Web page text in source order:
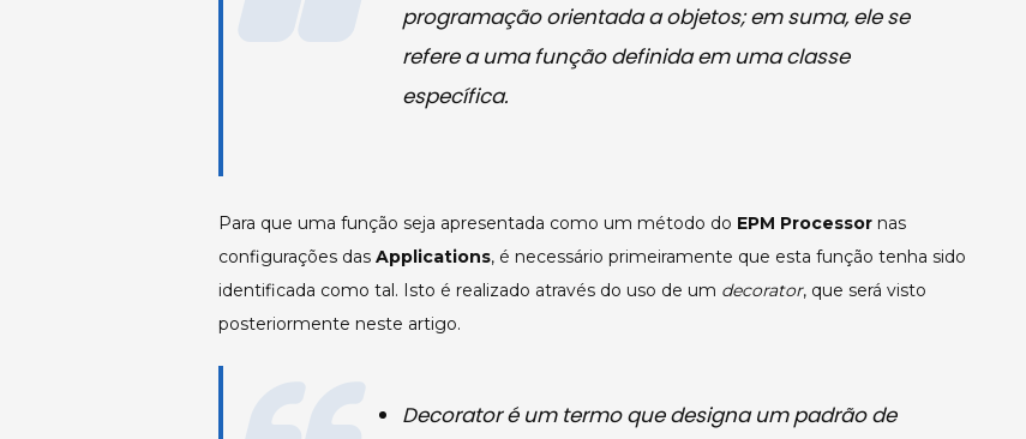
programação orientada a objetos; em suma, ele se
refere a uma função definida em uma classe
específica.
Para que uma função seja apresentada como um método do EPM Processor nas
configurações das Applications, é necessário primeiramente que esta função tenha sido
identificada como tal. Isto é realizado através do uso de um decorator, que será visto
posteriormente neste artigo.
Decoratoré um termo que designa um padrão de